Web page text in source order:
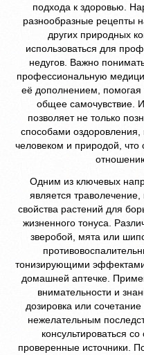
подхода к здоровью.
разнообразные рецепты
других природных
использоваться для
недугов. Важно
профессиональную
её дополнением, помогая
общее самочувствие.
позволяет не только
способами оздоровления,
человеком и природой, что
Одним из ключевых
является
свойства растений для
жизненного тонуса.
зверобой, мята или
тонизирующими
домашней аптечке.
внимательности и
дозировка или
нежелательным
консультироваться
проверенные источники.